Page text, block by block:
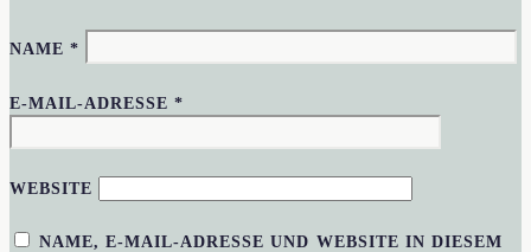
NAME*
E-MAIL-ADRESSE*
WEBSITE
NAME, E-MAIL-ADRESSE UND WEBSITE IN DIESEM